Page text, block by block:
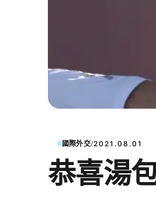
國際外交/2021.08.01
恭喜湯